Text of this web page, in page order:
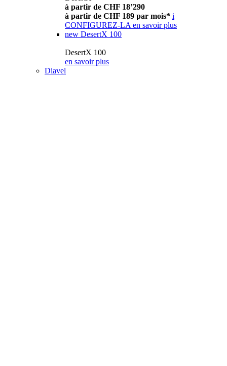
à partir de CHF 18’290
à partir de CHF 189 par mois* i
CONFIGUREZ-LA en savoir plus
new DesertX 100
DesertX 100
en savoir plus
Diavel